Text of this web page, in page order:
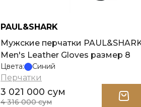
PAUL&SHARK
Мужские перчатки PAUL&SHARK
Men's Leather Gloves размер 8
Цвета: Синий
Перчатки
3 021 000 сум
4 316 000 сум